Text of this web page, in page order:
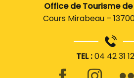
Office de Tourisme
Cours Mirabeau –
TEL :04 42 31